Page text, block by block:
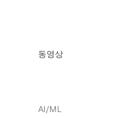
동영상
AI/ML